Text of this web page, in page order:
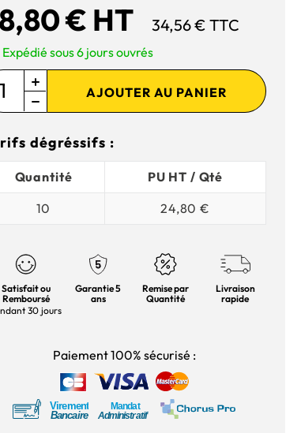
€ HT 34,56 € TTC
Expédié sous 6 jours ouvrés
AJOUTER AU PANIER
dégréssifs :
Quantité
PU HT / Qté
10
24,80 €
Satisfait ou
Remboursé
30 jours
Garantie 5
ans
Remise par
Quantité
Livraison
rapide
Paiement 100% sécurisé :